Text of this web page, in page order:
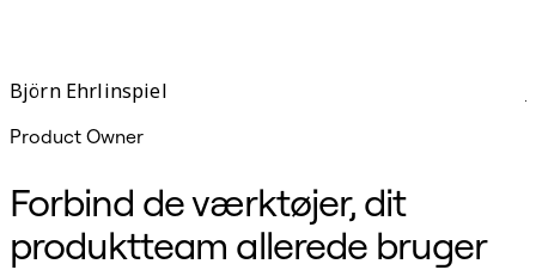
Björn Ehrlinspiel
Product Owner
Forbind de værktøjer, dit
produktteam allerede bruger